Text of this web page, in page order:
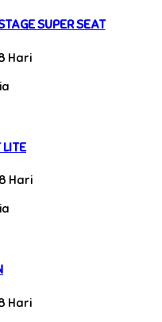
SUPER SEAT
Hari
Hari
Hari